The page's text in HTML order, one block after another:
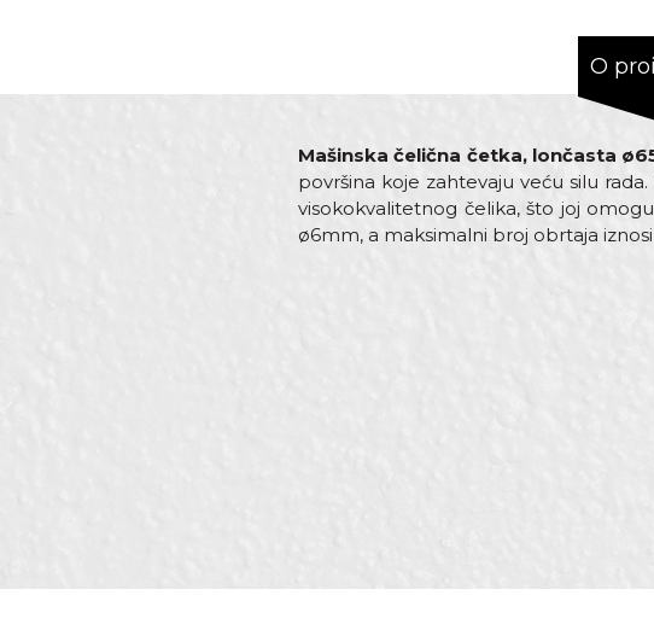
O
Mašinska čelična četka, lončasta
površina koje zahtevaju veću silu
visokokvalitetnog čelika, što joj
ø6mm, a maksimalni broj obrtaja